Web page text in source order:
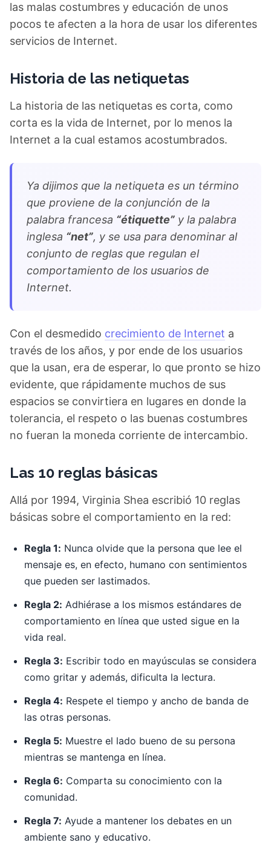
las malas costumbres y educación de unos
pocos te afecten a la hora de usar los diferentes
servicios de Internet.
Historia de las netiquetas
La historia de las netiquetas es corta, como
corta es la vida de Internet, por lo menos la
Internet a la cual estamos acostumbrados.
Ya dijimos que la netiqueta es un término
que proviene de la conjunción de la
palabra francesa “étiquette” y la palabra
inglesa “net”, y se usa para denominar al
conjunto de reglas que regulan el
comportamiento de los usuarios de
Internet.
Con el desmedido crecimiento de Internet a
través de los años, y por ende de los usuarios
que la usan, era de esperar, lo que pronto se hizo
evidente, que rápidamente muchos de sus
espacios se convirtiera en lugares en donde la
tolerancia, el respeto o las buenas costumbres
no fueran la moneda corriente de intercambio.
Las 10 reglas básicas
Allá por 1994, Virginia Shea escribió 10 reglas
básicas sobre el comportamiento en la red:
Regla 1: Nunca olvide que la persona que lee el
mensaje es, en efecto, humano con sentimientos
que pueden ser lastimados.
Regla 2: Adhiérase a los mismos estándares de
comportamiento en línea que usted sigue en la
vida real.
Regla 3: Escribir todo en mayúsculas se considera
como gritar y además, dificulta la lectura.
Regla 4: Respete el tiempo y ancho de banda de
las otras personas.
Regla 5: Muestre el lado bueno de su persona
mientras se mantenga en línea.
Regla 6: Comparta su conocimiento con la
comunidad.
Regla 7: Ayude a mantener los debates en un
ambiente sano y educativo.